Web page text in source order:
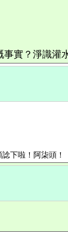
實？淨識灌
下啦！阿柒頭！